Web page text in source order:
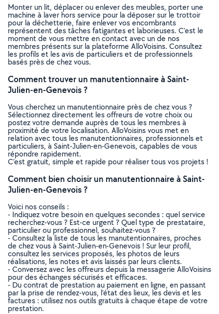
Monter un lit, déplacer ou enlever des meubles, porter une
machine à laver hors service pour la déposer sur le trottoir
pour la déchetterie, faire enlever vos encombrants
représentent des tâches fatigantes et laborieuses. C’est le
moment de vous mettre en contact avec un de nos
membres présents sur la plateforme AlloVoisins. Consultez
les profils et les avis de particuliers et de professionnels
basés près de chez vous.
Comment trouver un manutentionnaire à Saint-
Julien-en-Genevois ?
Vous cherchez un manutentionnaire près de chez vous ?
Sélectionnez directement les offreurs de votre choix ou
postez votre demande auprès de tous les membres à
proximité de votre localisation. AlloVoisins vous met en
relation avec tous les manutentionnaires, professionnels et
particuliers, à Saint-Julien-en-Genevois, capables de vous
répondre rapidement.
C’est gratuit, simple et rapide pour réaliser tous vos projets !
Comment bien choisir un manutentionnaire à Saint-
Julien-en-Genevois ?
Voici nos conseils :
- Indiquez votre besoin en quelques secondes : quel service
recherchez-vous ? Est-ce urgent ? Quel type de prestataire,
particulier ou professionnel, souhaitez-vous ?
- Consultez la liste de tous les manutentionnaires, proches
de chez vous à Saint-Julien-en-Genevois ! Sur leur profil,
consultez les services proposés, les photos de leurs
réalisations, les notes et avis laissés par leurs clients.
- Conversez avec les offreurs depuis la messagerie AlloVoisins
pour des échanges sécurisés et efficaces.
- Du contrat de prestation au paiement en ligne, en passant
par la prise de rendez-vous, l’état des lieux, les devis et les
factures : utilisez nos outils gratuits à chaque étape de votre
prestation.